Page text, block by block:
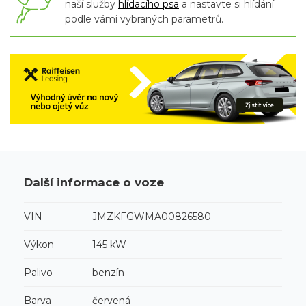
naší služby hlídacího psa a nastavte si hlídání
podle vámi vybraných parametrů.
Další informace o voze
VIN JMZKFGWMA00826580
Výkon 145 kW
Palivo benzín
Barva červená